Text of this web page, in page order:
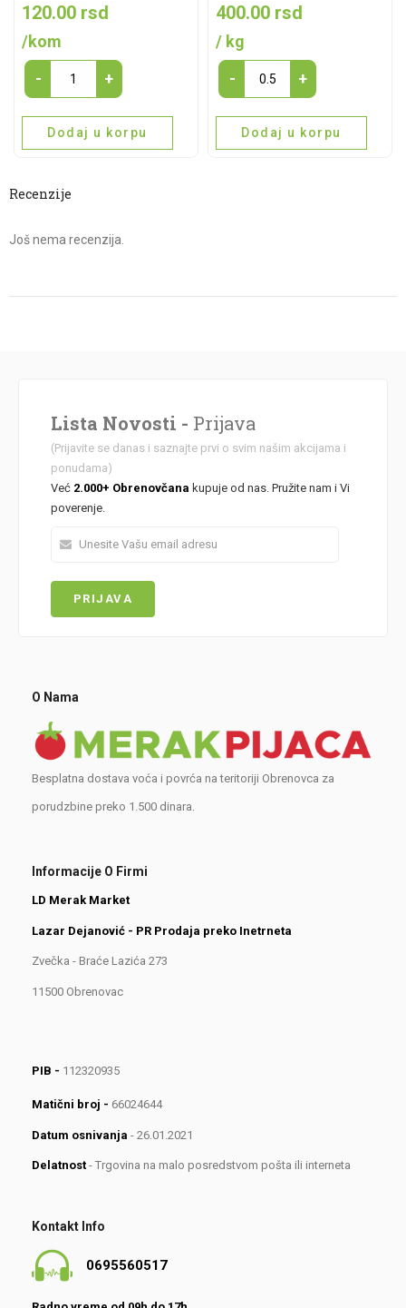
120.00 rsd
/kom
Keleraba
quantity
- +
Dodaj u korpu
400.00 rsd
/ kg
Paprika
za
ajvar
- +
Dodaj u korpu
Recenzije
Još nema recenzija.
Lista Novosti - Prijava
(Prijavite se danas i saznajte prvi o svim našim akcijama i
ponudama)
Već 2.000+ Obrenovčana kupuje od nas. Pružite nam i Vi
poverenje.
O Nama
Besplatna dostava voća i povrća na teritoriji Obrenovca za
porudzbine preko 1.500 dinara.
Informacije O Firmi
LD Merak Market
Lazar Dejanović - PR Prodaja preko Inetrneta
Zvečka - Braće Lazića 273
11500 Obrenovac
PIB - 112320935
Matični broj - 66024644
Datum osnivanja - 26.01.2021
Delatnost - Trgovina na malo posredstvom pošta ili interneta
Kontakt Info
0695560517